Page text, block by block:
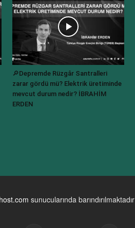
🔎Depremde Rüzgâr Santralleri
zarar gördü mü? Elektrik üretiminde
mevcut durum nedir? İBRAHİM
ERDEN
sunucularında barındırılmaktadır